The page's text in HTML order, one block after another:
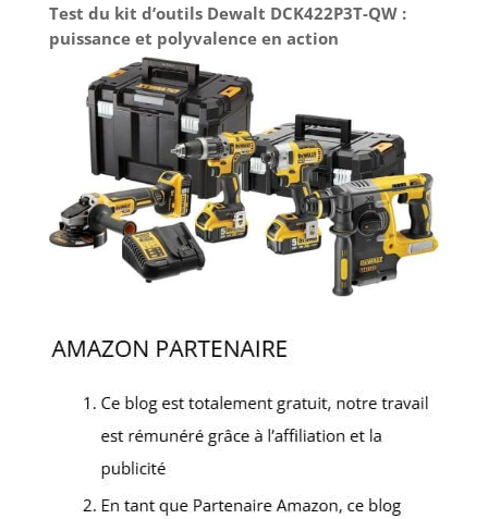
Test du kit d’outils Dewalt DCK422P3T-QW :
puissance et polyvalence en action